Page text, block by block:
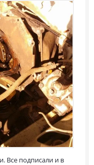
Все подписали и в